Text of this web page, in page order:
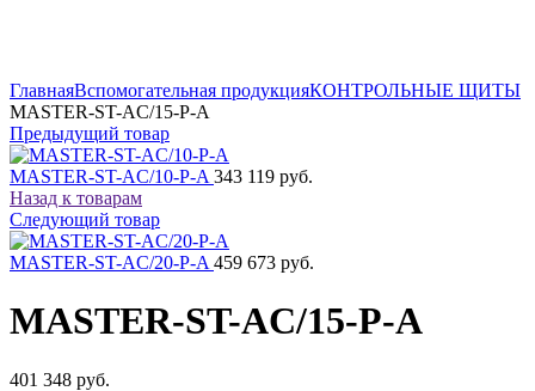
ГлавнаяВспомогательная продукцияКОНТРОЛЬНЫЕ ЩИТЫ
MASTER-ST-AC/15-P-A
Предыдущий товар
MASTER-ST-AC/10-P-A 343 119 руб.
Назад к товарам
Следующий товар
MASTER-ST-AC/20-P-A 459 673 руб.
MASTER-ST-AC/15-P-A
401 348 руб.